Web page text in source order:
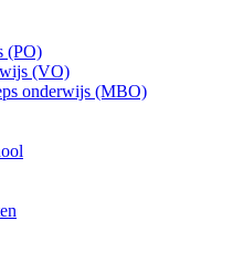
(PO)
(VO)
onderwijs (MBO)